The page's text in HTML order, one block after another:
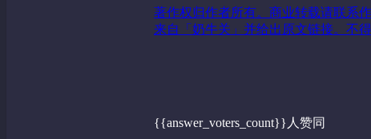
著作权归作者所有。商业转载请联系
来自「奶牛关」并给出原文链接。不
{{answer_voters_count}}人赞同